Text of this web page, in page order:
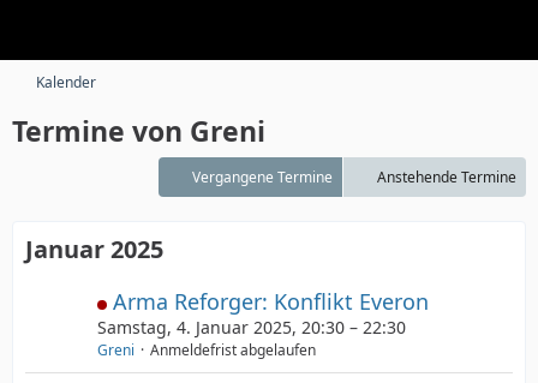
Kalender
Termine von Greni
Vergangene Termine Anstehende Termine
Januar 2025
Arma Reforger: Konflikt Everon
Samstag, 4. Januar 2025, 20:30 – 22:30
Greni Anmeldefrist abgelaufen